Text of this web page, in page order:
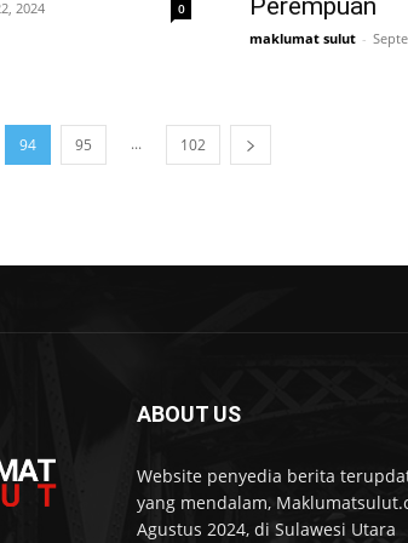
2024 0 Perempuan
maklumat sulut -
94 95 ... 102
ABOUT US
Website penyedia berita
yang mendalam,
Agustus 2024, di Sulawesi Utara